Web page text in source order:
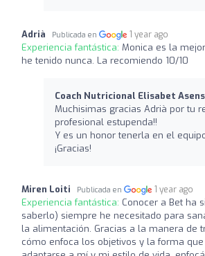
Adrià Publicada en 1 year ago
Experiencia fantástica: Monica es la
he tenido nunca. La recomiendo 10/10
Coach Nutricional Elisabet
Muchisimas gracias Adrià por tu
profesional estupenda!!
Y es un honor tenerla en el
¡Gracias!
Miren Loiti Publicada en 1 year ago
Experiencia fantástica: Conocer a Bet ha
saberlo) siempre he necesitado para
la alimentación. Gracias a la manera de
cómo enfoca los objetivos y la forma